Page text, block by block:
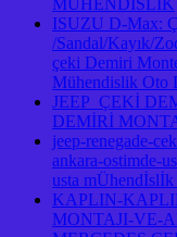
MÜHENDİSLİK
ISUZU D-Max:
/Sandal/Kayık/
çeki Demiri
Mühendislik Oto
JEEP ÇEKİ
DEMİRİ
jeep-renegade-
ankara-ostimde-
usta
KAPLIN-
MONTAJI-VE-